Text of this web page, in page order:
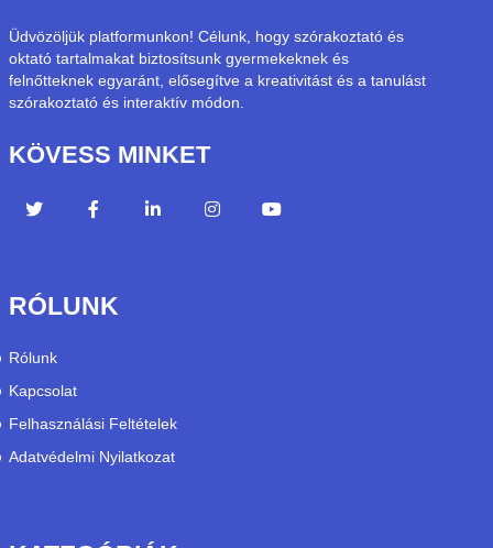
Üdvözöljük platformunkon! Célunk, hogy szórakoztató és
oktató tartalmakat biztosítsunk gyermekeknek és
felnőtteknek egyaránt, elősegítve a kreativitást és a tanulást
szórakoztató és interaktív módon.
KÖVESS MINKET
RÓLUNK
Rólunk
Kapcsolat
Felhasználási Feltételek
Adatvédelmi Nyilatkozat